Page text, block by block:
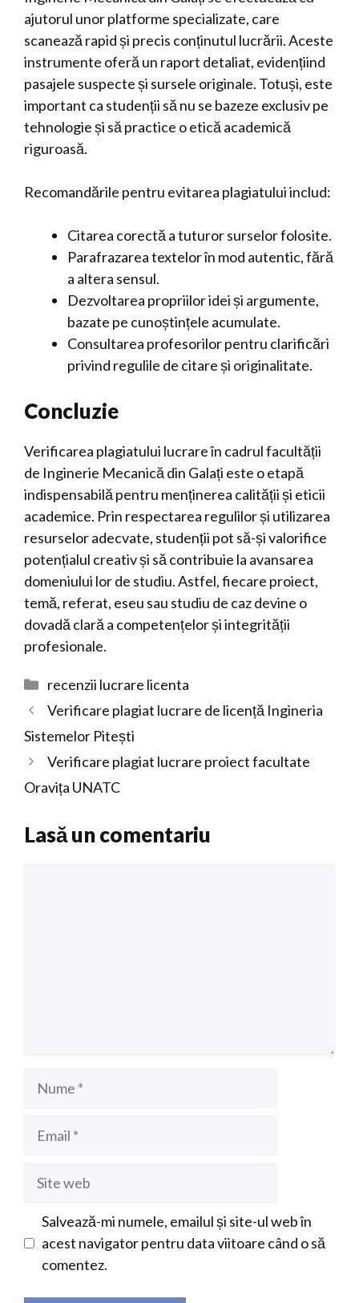
ajutorul unor platforme specializate, care
scanează rapid și precis conținutul lucrării. Aceste
instrumente oferă un raport detaliat, evidențiind
pasajele suspecte și sursele originale. Totuși, este
important ca studenții să nu se bazeze exclusiv pe
tehnologie și să practice o etică academică
riguroasă.
Recomandările pentru evitarea plagiatului includ:
Citarea corectă a tuturor surselor folosite.
Parafrazarea textelor în mod autentic, fără
a altera sensul.
Dezvoltarea propriilor idei și argumente,
bazate pe cunoștințele acumulate.
Consultarea profesorilor pentru clarificări
privind regulile de citare și originalitate.
Concluzie
Verificarea plagiatului lucrare în cadrul facultății
de Inginerie Mecanică din Galați este o etapă
indispensabilă pentru menținerea calității și eticii
academice. Prin respectarea regulilor și utilizarea
resurselor adecvate, studenții pot să-și valorifice
potențialul creativ și să contribuie la avansarea
domeniului lor de studiu. Astfel, fiecare proiect,
temă, referat, eseu sau studiu de caz devine o
dovadă clară a competențelor și integrității
profesionale.
Categorii
recenzii lucrare licenta
Verificare plagiat lucrare de licență Ingineria
Sistemelor Pitești
Verificare plagiat lucrare proiect facultate
Oravița UNATC
Lasă un comentariu
Salvează-mi numele, emailul și site-ul web în
acest navigator pentru data viitoare când o să
comentez.